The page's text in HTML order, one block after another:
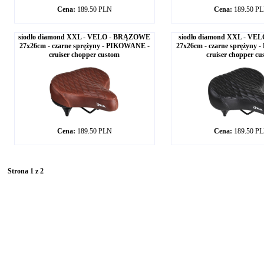
Cena: 189.50 PLN Cena: 189.50
siodło diamond XXL - VELO - BRĄZOWE
27x26cm - czarne sprężyny - PIKOWANE -
cruiser chopper custom
Cena: 189.50 PLN
siodło diamond XXL -
27x26cm - czarne sprężyny
cruiser chopper
Cena: 189.50
Strona 1 z 2